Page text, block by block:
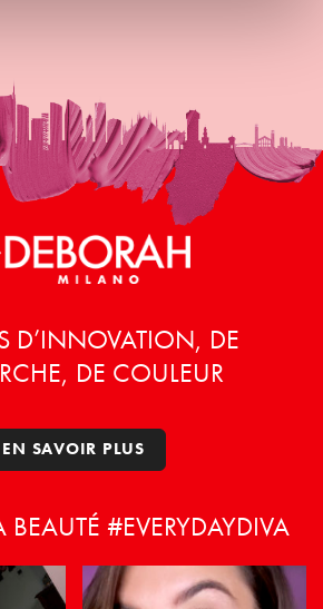
D’INNOVATION, DE
DE COULEUR
EN SAVOIR PLUS
BEAUTÉ #EVERYDAYDIVA